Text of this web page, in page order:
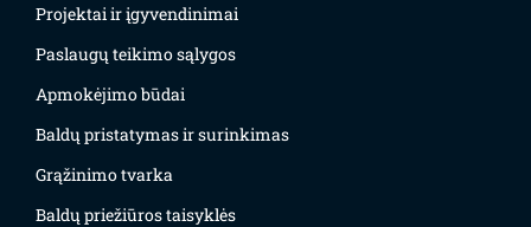
Projektai ir įgyvendinimai
Paslaugų teikimo sąlygos
Apmokėjimo būdai
Baldų pristatymas ir surinkimas
Grąžinimo tvarka
Baldų priežiūros taisyklės